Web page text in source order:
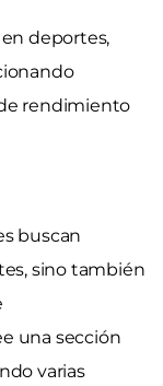
deportes,
rendimiento
buscan
sino también
una sección
varias